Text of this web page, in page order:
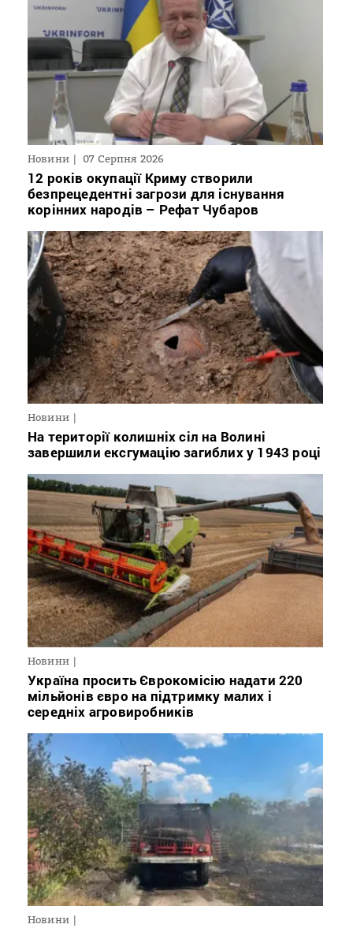
Новини 07 Серпня 2026
12 років окупації Криму створили
безпрецедентні загрози для існування
корінних народів – Рефат Чубаров
Новини
На території колишніх сіл на Волині
завершили ексгумацію загиблих у 1943 році
Новини
Україна просить Єврокомісію надати 220
мільйонів євро на підтримку малих і
середніх агровиробників
Новини